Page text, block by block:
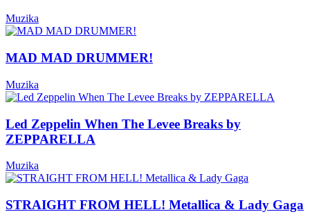
Muzika
MAD MAD DRUMMER!
Muzika
Led Zeppelin When The Levee Breaks by
ZEPPARELLA
Muzika
STRAIGHT FROM HELL! Metallica & Lady Gaga